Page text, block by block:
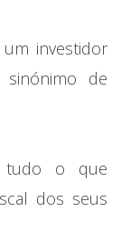
investidor
sinónimo de
tudo o que
dos seus